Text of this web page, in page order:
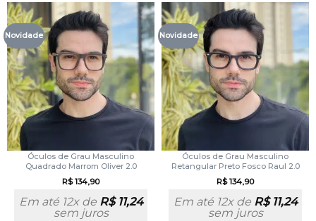
Novidade
Óculos de Grau Masculino
Quadrado Marrom Oliver 2.0
R$134,90
Em até 12x de R$11,24
sem juros
Novidade
Óculos de Grau Masculino
Retangular Preto Fosco Raul 2.0
R$134,90
Em até 12x de R$11,24
sem juros